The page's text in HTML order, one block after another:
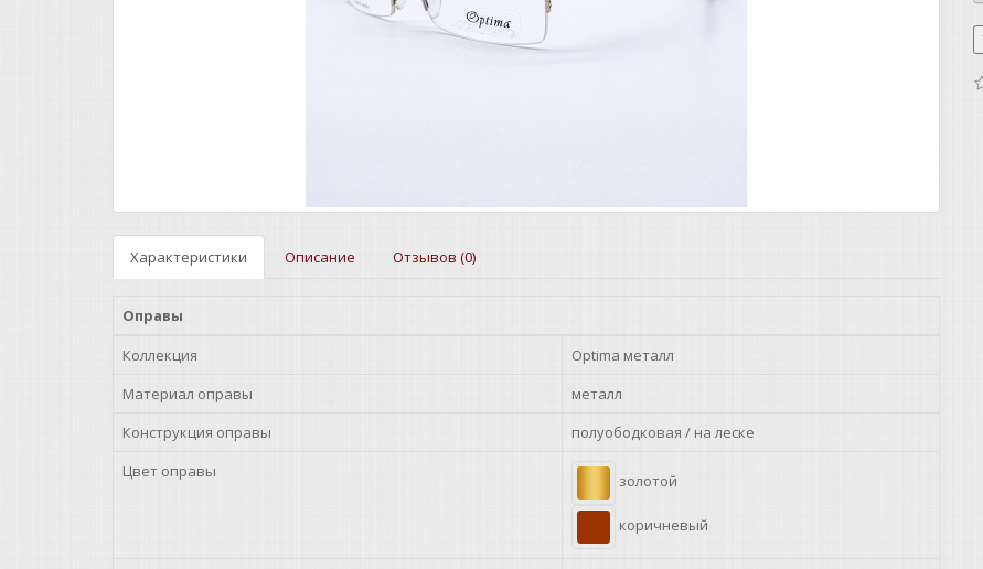
Характеристики Описание Отзывов (0)
Оправы
Коллекция
Optima металл
Материал оправы
металл
Конструкция оправы
полуободковая / на леске
Цвет оправы
золотой
коричневый